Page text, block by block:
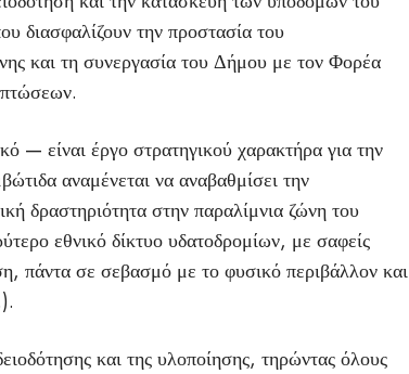
διασφαλίζουν την προστασία του
και τη συνεργασία του Δήμου με τον Φορέα
— είναι έργο στρατηγικού χαρακτήρα για την
αναμένεται να αναβαθμίσει την
δραστηριότητα στην παραλίμνια ζώνη του
εθνικό δίκτυο υδατοδρομίων, με σαφείς
πάντα σε σεβασμό με το φυσικό περιβάλλον και
και της υλοποίησης, τηρώντας όλους